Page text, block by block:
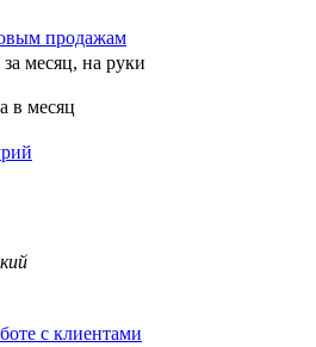
продажам
за месяц, на руки
в месяц
с клиентами